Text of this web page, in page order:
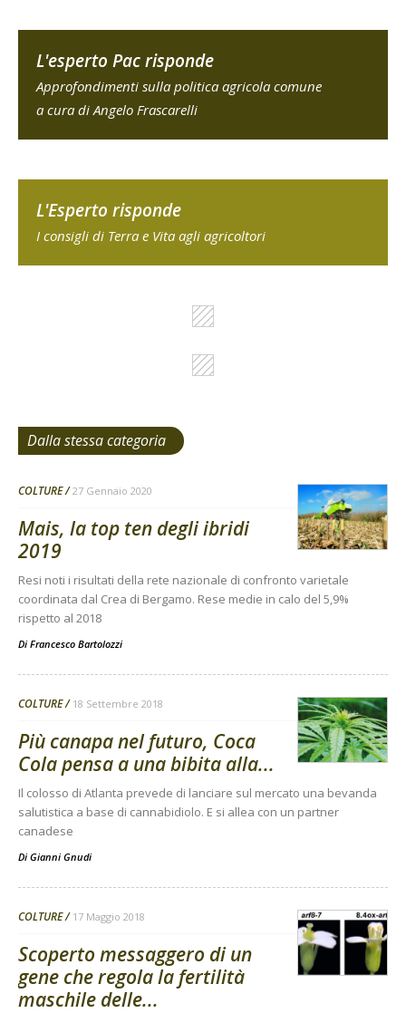
L'esperto Pac risponde
Approfondimenti sulla politica agricola comune
a cura di Angelo Frascarelli
L'Esperto risponde
I consigli di Terra e Vita agli agricoltori
Dalla stessa categoria
COLTURE 27 Gennaio 2020
Mais, la top ten degli ibridi
2019
Resi noti i risultati della rete nazionale di confronto varietale
coordinata dal Crea di Bergamo. Rese medie in calo del 5,9%
rispetto al 2018
Di Francesco Bartolozzi
COLTURE 18 Settembre 2018
Più canapa nel futuro, Coca
Cola pensa a una bibita alla...
Il colosso di Atlanta prevede di lanciare sul mercato una bevanda
salutistica a base di cannabidiolo. E si allea con un partner
canadese
Di Gianni Gnudi
COLTURE 17 Maggio 2018
Scoperto messaggero di un
gene che regola la fertilità
maschile delle...